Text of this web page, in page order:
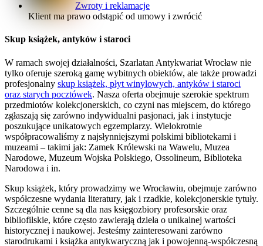
Zwroty i reklamacje
Klient ma prawo odstąpić od umowy i zwrócić
Skup książek, antyków i staroci
W ramach swojej działalności, Szarlatan Antykwariat Wrocław nie
tylko oferuje szeroką gamę wybitnych obiektów, ale także prowadzi
profesjonalny skup książek, płyt winylowych, antyków i staroci
oraz starych pocztówek. Nasza oferta obejmuje szerokie spektrum
przedmiotów kolekcjonerskich, co czyni nas miejscem, do którego
zgłaszają się zarówno indywidualni pasjonaci, jak i instytucje
poszukujące unikatowych egzemplarzy. Wielokrotnie
współpracowaliśmy z najsłynniejszymi polskimi bibliotekami i
muzeami – takimi jak: Zamek Królewski na Wawelu, Muzea
Narodowe, Muzeum Wojska Polskiego, Ossolineum, Biblioteka
Narodowa i in.
Skup książek, który prowadzimy we Wrocławiu, obejmuje zarówno
współczesne wydania literatury, jak i rzadkie, kolekcjonerskie tytuły.
Szczególnie cenne są dla nas księgozbiory profesorskie oraz
bibliofilskie, które często zawierają dzieła o unikalnej wartości
historycznej i naukowej. Jesteśmy zainteresowani zarówno
starodrukami i książka antykwaryczną jak i powojenną-współczesną